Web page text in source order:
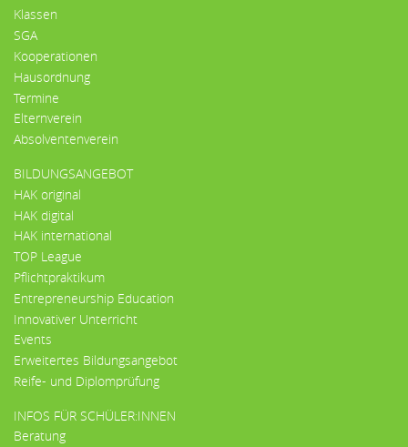
Klassen
SGA
Kooperationen
Hausordnung
Termine
Elternverein
Absolventenverein
BILDUNGSANGEBOT
HAK original
HAK digital
HAK international
TOP League
Pflichtpraktikum
Entrepreneurship Education
Innovativer Unterricht
Events
Erweitertes Bildungsangebot
Reife- und Diplomprüfung
INFOS FÜR SCHÜLER:INNEN
Beratung